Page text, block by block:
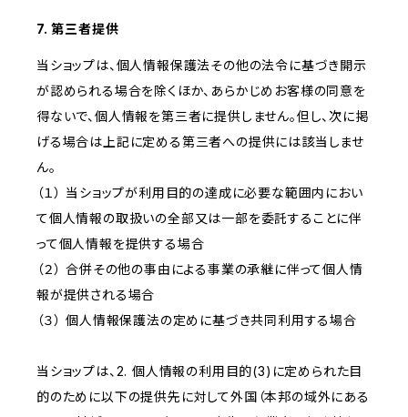
7. 第三者提供
当ショップは、個人情報保護法その他の法令に基づき開示
が認められる場合を除くほか、あらかじめお客様の同意を
得ないで、個人情報を第三者に提供しません。但し、次に掲
げる場合は上記に定める第三者への提供には該当しませ
ん。
（１） 当ショップが利用目的の達成に必要な範囲内におい
て個人情報の取扱いの全部又は一部を委託することに伴
って個人情報を提供する場合
（２） 合併その他の事由による事業の承継に伴って個人情
報が提供される場合
（３） 個人情報保護法の定めに基づき共同利用する場合
当ショップは、2. 個人情報の利用目的(3)に定められた目
的のために以下の提供先に対して外国（本邦の域外にある